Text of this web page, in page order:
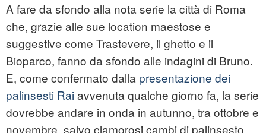
A fare da sfondo alla nota serie la città di Roma
che, grazie alle sue location maestose e
suggestive come Trastevere, il ghetto e il
Bioparco, fanno da sfondo alle indagini di Bruno.
E, come confermato dalla presentazione dei
palinsesti Raiavvenuta qualche giorno fa, la serie
dovrebbe andare in onda in autunno, tra ottobre e
novembre, salvo clamorosi cambi di palinsesto.